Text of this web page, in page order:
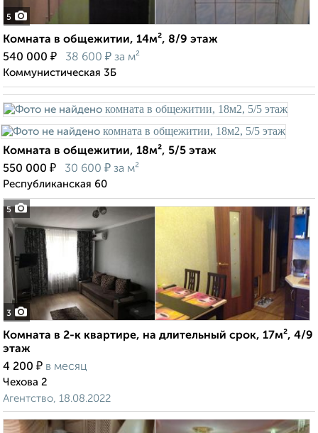
5
Комната в общежитии, 14м², 8/9 этаж
540 000 ₽ 38 600 ₽ за м²
Коммунистическая 3Б
5
Комната в общежитии, 18м², 5/5 этаж
550 000 ₽ 30 600 ₽ за м²
Республиканская 60
3
Комната в 2-к квартире, на длительный срок, 17м², 4/9
этаж
4 200 ₽ в месяц
Чехова 2
Агентство, 18.08.2022